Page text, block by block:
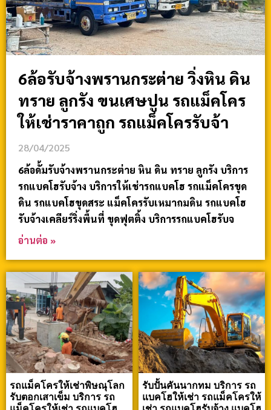
6ล้อรับจ้างพรานกระต่าย วิ่งหิน ดิน
ทราย ลูกรัง ขนเศษปูน รถแม็คโคร
ให้เช่าราคาถูก รถแม็คโครรับจ้า
28/04/2025
6ล้อดั้มรับจ้างพรานกระต่าย หิน ดิน ทราย ลูกรัง บริการ
รถแบคโฮรับจ้าง บริการให้เช่ารถแบคโฮ รถแม็คโครขุด
ดิน รถแบคโฮขุดสระ แม็คโครรับเหมาถมดิน รถแบคโฮ
รับจ้างเคลียร์ริ่งพื้นที่ ขุดฟุตติ้ง บริการรถแบคโฮรับจ
อ่านต่อ »
รถแม็คโครให้เช่าพิษณุโลก
รับตอกเสาเข็ม บริการ รถ
รับปั้นคันนากทม บริการ รถ
แบคโฮให้เช่า รถแม็คโครให้